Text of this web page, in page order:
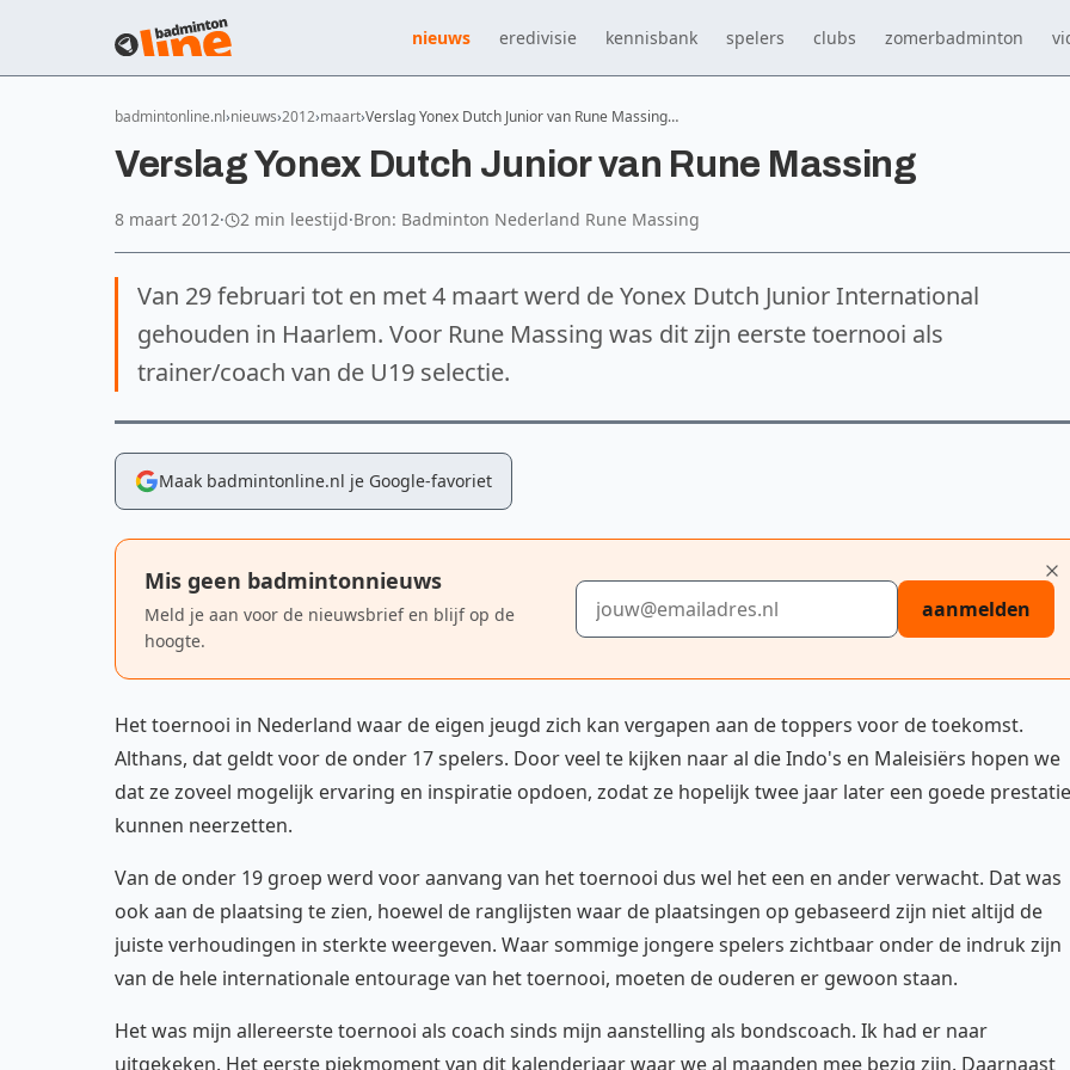
nieuws eredivisie kennisbank spelers clubs zomerbadminton
badmintonline.nl nieuws 2012 maart Verslag Yonex Dutch Junior van Rune Massing…
Verslag Yonex Dutch Junior van Rune Massing
8 maart 2012· 2 min leestijd·Bron: Badminton Nederland Rune Massing
Van 29 februari tot en met 4 maart werd de Yonex Dutch Junior International
gehouden in Haarlem. Voor Rune Massing was dit zijn eerste toernooi als
trainer/coach van de U19 selectie.
Maak badmintonline.nl je Google-favoriet
Mis geen badmintonnieuws
Meld je aan voor de nieuwsbrief en blijf op de
hoogte.
E-mailadres
aanmelden
Het toernooi in Nederland waar de eigen jeugd zich kan vergapen aan de toppers voor de toekomst.
Althans, dat geldt voor de onder 17 spelers. Door veel te kijken naar al die Indo's en Maleisiërs hopen we
dat ze zoveel mogelijk ervaring en inspiratie opdoen, zodat ze hopelijk twee jaar later een goede prestatie
kunnen neerzetten.
Van de onder 19 groep werd voor aanvang van het toernooi dus wel het een en ander verwacht. Dat was
ook aan de plaatsing te zien, hoewel de ranglijsten waar de plaatsingen op gebaseerd zijn niet altijd de
juiste verhoudingen in sterkte weergeven. Waar sommige jongere spelers zichtbaar onder de indruk zijn
van de hele internationale entourage van het toernooi, moeten de ouderen er gewoon staan.
Het was mijn allereerste toernooi als coach sinds mijn aanstelling als bondscoach. Ik had er naar
uitgekeken. Het eerste piekmoment van dit kalenderjaar waar we al maanden mee bezig zijn. Daarnaast